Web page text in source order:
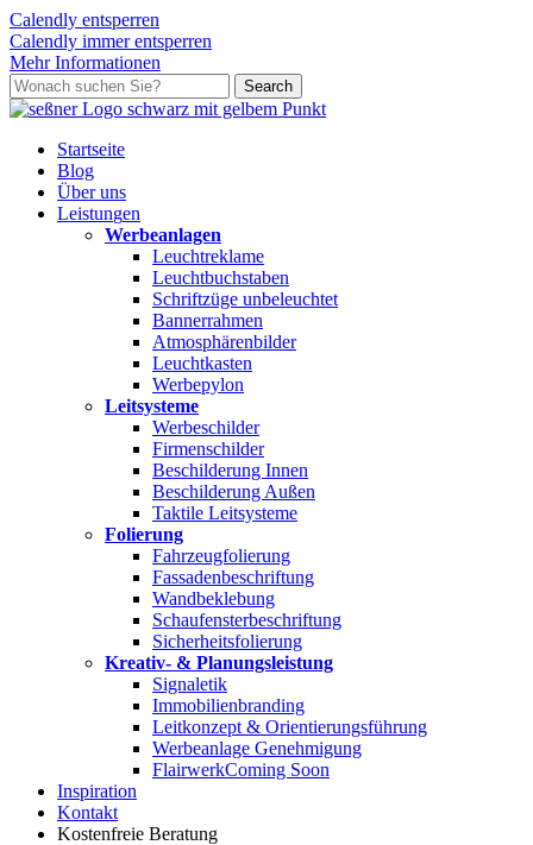
Calendly entsperren
Calendly immer entsperren
Mehr Informationen
Skip
to
content
Search
Close
search
Menu
Startseite
Blog
Über uns
Leistungen
Werbeanlagen
Leuchtreklame
Leuchtbuchstaben
Schriftzüge unbeleuchtet
Bannerrahmen
Atmosphärenbilder
Leuchtkasten
Werbepylon
Leitsysteme
Werbeschilder
Firmenschilder
Beschilderung Innen
Beschilderung Außen
Taktile Leitsysteme
Folierung
Fahrzeugfolierung
Fassadenbeschriftung
Wandbeklebung
Schaufensterbeschriftung
Sicherheitsfolierung
Kreativ- & Planungsleistung
Signaletik
Immobilienbranding
Leitkonzept & Orientierungsführung
Werbeanlage Genehmigung
FlairwerkComing Soon
Inspiration
Kontakt
Kostenfreie Beratung